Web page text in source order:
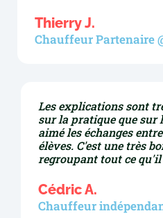
Thierry J.
Chauffeur Partenaire
Les explications sont
sur la pratique que sur
aimé les échanges
élèves. C'est une très
regroupant tout ce
Cédric A.
Chauffeur